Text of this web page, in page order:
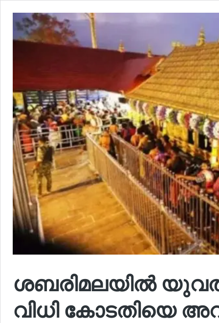
ശബരിമലയിൽ
വിധി കോടതിയെ